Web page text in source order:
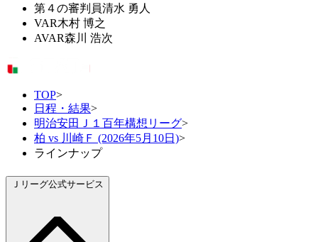
第４の審判員清水 勇人
VAR木村 博之
AVAR森川 浩次
TOP>
日程・結果>
明治安田Ｊ１百年構想リーグ>
柏 vs 川崎Ｆ (2026年5月10日)>
ラインナップ
Ｊリーグ公式サービス